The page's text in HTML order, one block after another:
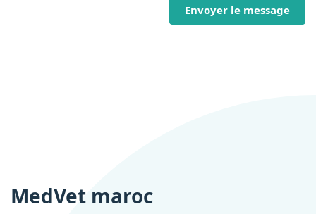
Envoyer le message
MedVet maroc